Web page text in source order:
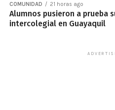
COMUNIDAD 21 horas ago
Alumnos pusieron a prueba
intercolegial en Guayaquil